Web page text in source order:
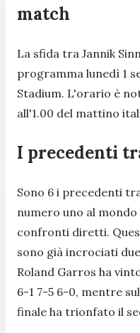
match
La sfida tra Jannik
programma lunedì 1
Stadium. L'orario è
all'1.00 del mattino
I precedenti
Sono 6 i precedenti
numero uno al
confronti diretti.
sono già incrociati
Roland Garros ha
6-1 7-5 6-0, mentre
finale ha trionfato il